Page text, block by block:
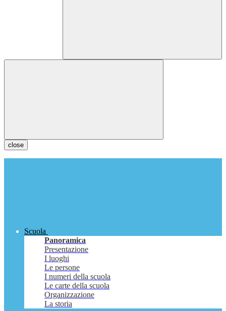
close
Scuola
Panoramica
Presentazione
I luoghi
Le persone
I numeri della scuola
Le carte della scuola
Organizzazione
La storia